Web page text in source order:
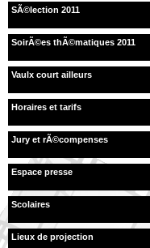
SÃ©lection 2011
SoirÃ©es thÃ©matiques 2011
Vaulx court ailleurs
Horaires et tarifs
Jury et rÃ©compenses
Espace presse
Scolaires
Lieux de projection